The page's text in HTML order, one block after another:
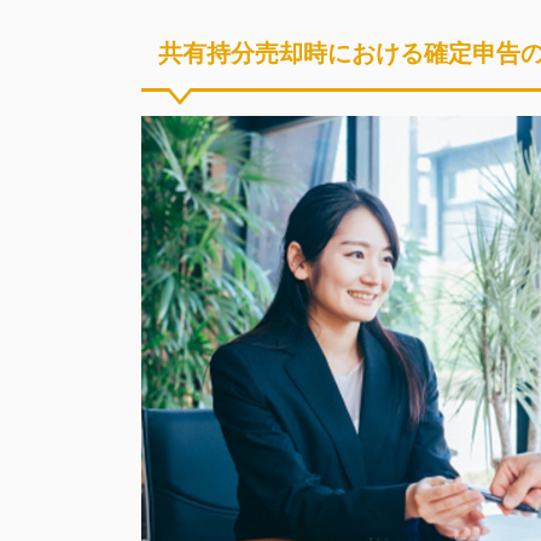
共有持分売却時における確定申告